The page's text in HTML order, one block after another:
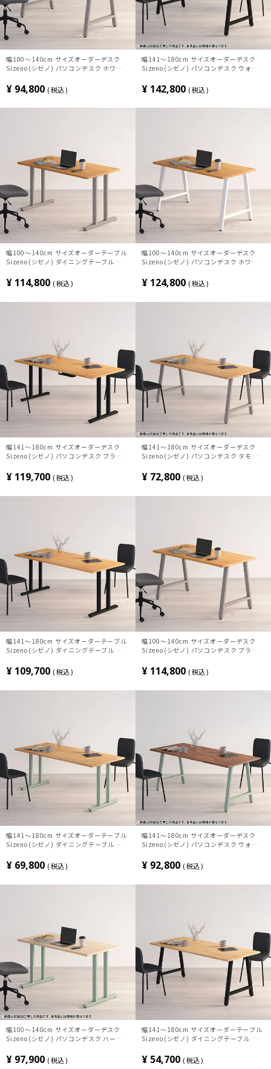
幅100～140cm サイズオーダーデスク
Sizeno(シゼノ) パソコンデスク ホワイト
天然木 パソコンデスク 配線穴 オフィスデ
スク テレワークデスク 勉強机 おしゃれ
¥ 94,800 税込
幅141～180cm サイズオーダーデスク
Sizeno(シゼノ) パソコンデスク ウォール
然木 パソコンデスク 切り欠き オフィスデ
スク テレワークデスク 勉強机 おしゃれ
¥ 142,800 税込
幅100～140cm サイズオーダーテーブル
Sizeno(シゼノ) ダイニングテーブル ホワ
天然木 テーブル 長方形 食卓テーブル お
しゃれ ウッディモダン ダイニング ブラウ
¥ 114,800 税込
幅100～140cm サイズオーダーデスク
Sizeno(シゼノ) パソコンデスク ホワイト
然木 パソコンデスク 配線穴 オフィスデス
ク テレワークデスク 勉強机 おしゃれ ウ
¥ 124,800 税込
幅141～180cm サイズオーダーデスク
Sizeno(シゼノ) パソコンデスク ブラック
天然木 パソコンデスク 配線穴 オフィスデ
スク テレワークデスク 勉強机 おしゃれ
¥ 119,700 税込
幅141～180cm サイズオーダーデスク
Sizeno(シゼノ) パソコンデスク タモ 集
コンデスク 切り欠き オフィスデスク テレ
ワークデスク 勉強机 おしゃれ ウッディモ
¥ 72,800 税込
幅141～180cm サイズオーダーテーブル
Sizeno(シゼノ) ダイニングテーブル ブラ
脚 天然木 テーブル 長方形 食卓テーブル
おしゃれ 北欧モダン ダイニング ナチュラ
¥ 109,700 税込
幅100～140cm サイズオーダーデスク
Sizeno(シゼノ) パソコンデスク ブラック
天然木 パソコンデスク 配線穴 オフィスデ
スク テレワークデスク 勉強机 おしゃれ
¥ 114,800 税込
幅141～180cm サイズオーダーテーブル
Sizeno(シゼノ) ダイニングテーブル タモ
ーブル 長方形 食卓テーブル おしゃれ ウ
ッディモダン ダイニング ブラウン
¥ 69,800 税込
幅141～180cm サイズオーダーデスク
Sizeno(シゼノ) パソコンデスク ウォール
然木 パソコンデスク 切り欠き オフィスデ
スク テレワークデスク 勉強机 おしゃれ
¥ 92,800 税込
幅100～140cm サイズオーダーデスク
Sizeno(シゼノ) パソコンデスク ハードメ
然木 パソコンデスク 切り欠き オフィスデ
スク テレワークデスク 勉強机 おしゃれ
¥ 97,900 税込
幅141～180cm サイズオーダーテーブル
Sizeno(シゼノ) ダイニングテーブル ラバ
天然木 テーブル 長方形 食卓テーブル お
しゃれ 北欧モダン ダイニング ナチュラル
¥ 54,700 税込